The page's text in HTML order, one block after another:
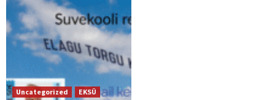
Uncategorized
EKSÜ